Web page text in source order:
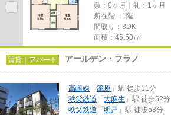
敷：0ヶ月｜礼：1ヶ月
所在階：1階
間取り：3DK
面積：45.50㎡
賃貸｜アパート アールデン・フラノ
高崎線 「 籠原 」駅 徒歩11分
秩父鉄道 「 大麻生 」駅 徒歩52分
秩父鉄道 「 明戸 」駅 徒歩58分